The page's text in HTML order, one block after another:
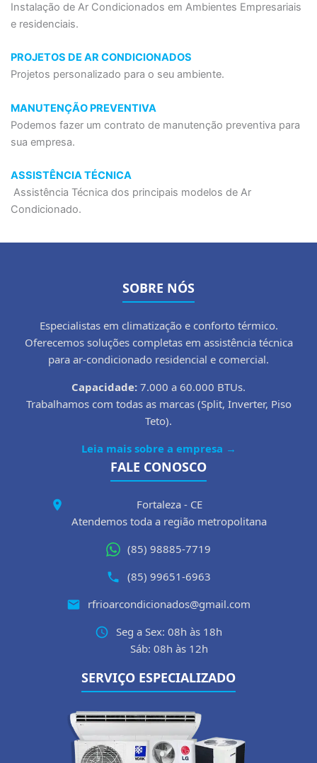
Instalação de Ar Condicionados em Ambientes Empresariais
e residenciais.
PROJETOS DE AR CONDICIONADOS
Projetos personalizado para o seu ambiente.
MANUTENÇÃO PREVENTIVA
Podemos fazer um contrato de manutenção preventiva para
sua empresa.
ASSISTÊNCIA TÉCNICA
Assistência Técnica dos principais modelos de Ar
Condicionado.
SOBRE NÓS
Especialistas em climatização e conforto térmico.
Oferecemos soluções completas em assistência técnica
para ar-condicionado residencial e comercial.
Capacidade: 7.000 a 60.000 BTUs.
Trabalhamos com todas as marcas (Split, Inverter, Piso
Teto).
Leia mais sobre a empresa →
FALE CONOSCO
Fortaleza - CE
Atendemos toda a região metropolitana
(85) 98885-7719
(85) 99651-6963
rfrioarcondicionados@gmail.com
Seg a Sex: 08h às 18h
Sáb: 08h às 12h
SERVIÇO ESPECIALIZADO